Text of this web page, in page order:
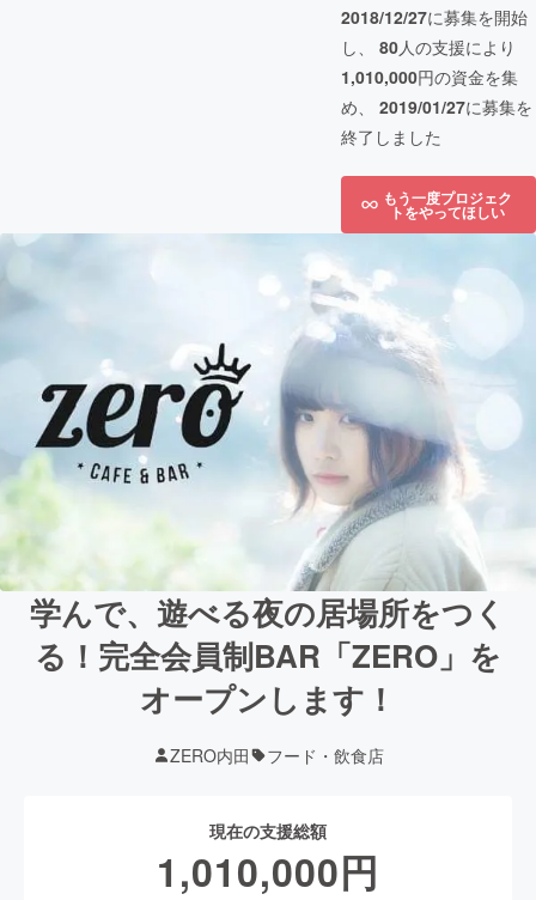
2018/12/27に募集を開始
し、 80人の支援により
1,010,000円の資金を集
め、 2019/01/27に募集を
終了しました
もう一度プロジェク
トをやってほしい
学んで、遊べる夜の居場所をつく
る！完全会員制BAR「ZERO」を
オープンします！
ZERO内田 フード・飲食店
現在の支援総額
1,010,000円